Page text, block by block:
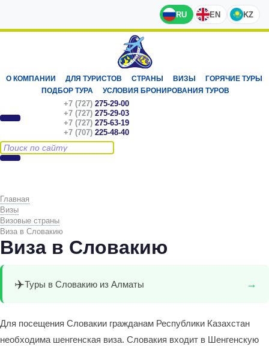
RU EN KZ
О КОМПАНИИ ДЛЯ ТУРИСТОВ СТРАНЫ ВИЗЫ
ГОРЯЧИЕ ТУРЫ
ПОДБОР ТУРА
УСЛОВИЯ БРОНИРОВАНИЯ ТУРОВ
+7 (727) 275-29-00
+7 (727) 275-29-03
+7 (727) 275-63-19
+7 (707) 225-48-40
Главная
Визы
Визовые страны
Виза в Словакию
Виза в Словакию
✈️Туры в Словакию из Алматы →
Для посещения Словакии гражданам Республики Казахстан
необходима шенгенская виза. Словакия входит в Шенгенскую